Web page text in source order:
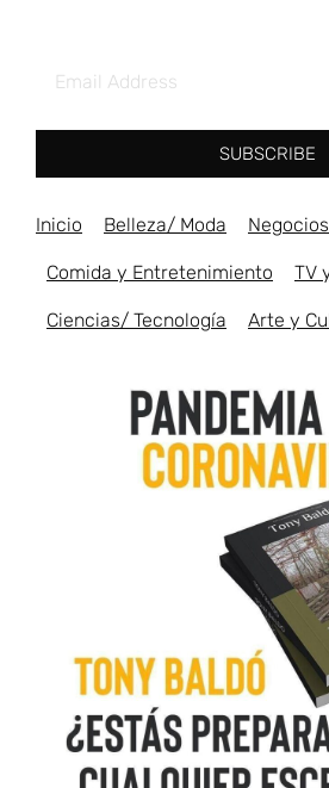
SUBSCRIBE
Inicio Belleza/ Moda
Comida y Entretenimiento TV
Ciencias/ Tecnología Arte y